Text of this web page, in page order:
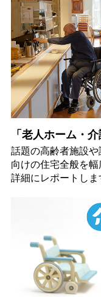
「老人ホーム・
話題の高齢者施設
向けの住宅全般を
詳細にレポートしま